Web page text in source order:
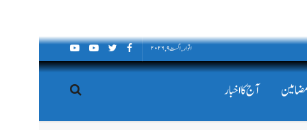
اتوار, اگست ۹, ۲۰۲۶
آج کا اخبار